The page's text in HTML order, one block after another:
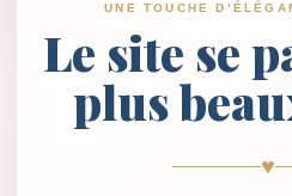
UNE TOUCHE
Le site se
plus
♥